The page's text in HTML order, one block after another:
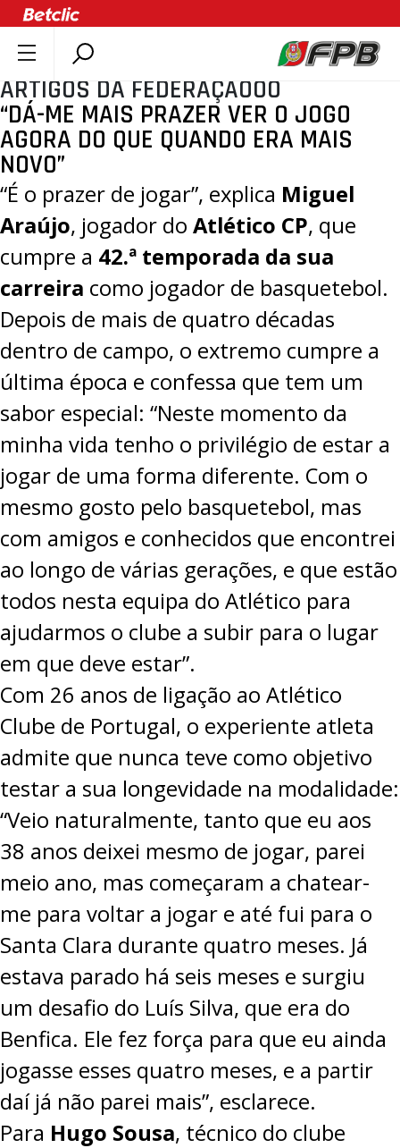
SOBRE A FPB
DOCUMENTOS
ÚLTIMAS
COMPETIÇÕES
ASSOCIAÇÕES
CLUBES
AGENTES
AGENDA
SELEÇÕES
MINIBASQUETE
ÁREA TÉCNICA
PROJETOS
LIGA BETCLIC MASCULINA
LIGA BETCLIC FEMININA
ARTIGOS DA FEDERAÇÃOOO
“DÁ-ME MAIS PRAZER VER O JOGO
AGORA DO QUE QUANDO ERA MAIS
NOVO”
“É o prazer de jogar”, explica Miguel
Araújo, jogador do Atlético CP, que
cumpre a 42.ª temporada da sua
carreira como jogador de basquetebol.
Depois de mais de quatro décadas
dentro de campo, o extremo cumpre a
última época e confessa que tem um
sabor especial: “Neste momento da
minha vida tenho o privilégio de estar a
jogar de uma forma diferente. Com o
mesmo gosto pelo basquetebol, mas
com amigos e conhecidos que encontrei
ao longo de várias gerações, e que estão
todos nesta equipa do Atlético para
ajudarmos o clube a subir para o lugar
em que deve estar”.
Com 26 anos de ligação ao Atlético
Clube de Portugal, o experiente atleta
admite que nunca teve como objetivo
testar a sua longevidade na modalidade:
“Veio naturalmente, tanto que eu aos
38 anos deixei mesmo de jogar, parei
meio ano, mas começaram a chatear-
me para voltar a jogar e até fui para o
Santa Clara durante quatro meses. Já
estava parado há seis meses e surgiu
um desafio do Luís Silva, que era do
Benfica. Ele fez força para que eu ainda
jogasse esses quatro meses, e a partir
daí já não parei mais”, esclarece.
Para Hugo Sousa, técnico do clube